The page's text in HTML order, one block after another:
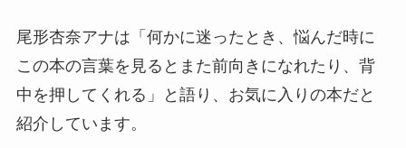
尾形杏奈アナは「何かに迷ったとき、悩んだ時に
この本の言葉を見るとまた前向きになれたり、背
中を押してくれる」と語り、お気に入りの本だと
紹介しています。